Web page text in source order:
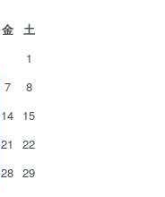
金
土
1
7
8
14 15
21
22
28 29